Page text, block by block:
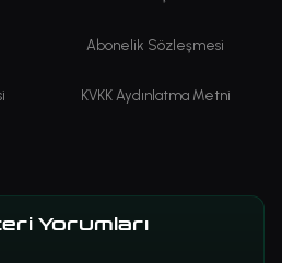
Abonelik Sözleşmesi
KVKK Aydınlatma Metni
Yorumları